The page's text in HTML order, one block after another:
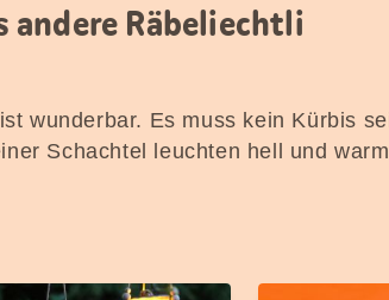
andere Räbeliechtli
wunderbar. Es muss kein Kürbis
Schachtel leuchten hell und